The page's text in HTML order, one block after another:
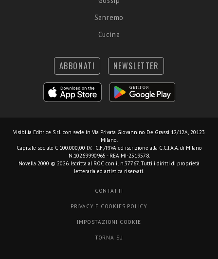
Sanremo
Cucina
ABBONATI NEWSLETTER
Visibilia Editrice S.r.l. con sede in Via Privata Giovannino De Grassi 12/12A, 20123
Milano.
Capitale sociale € 100.000,00 I.V. - C.F./P.IVA ed iscrizione alla C.C.I.A.A. di Milano
N.10269990965 - REA MI-2519578.
Novella 2000 © 2026. Iscritta al ROC con il n.37767. Tutti i diritti di proprietà
letteraria ed artistica riservati.
CONTATTI
PRIVACY E COOKIES POLICY
IMPOSTAZIONI COOKIE
TORNA SU